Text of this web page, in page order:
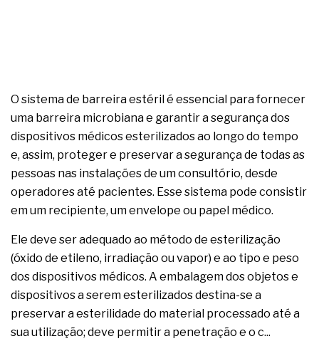
O sistema de barreira estéril é essencial para fornecer
uma barreira microbiana e garantir a segurança dos
dispositivos médicos esterilizados ao longo do tempo
e, assim, proteger e preservar a segurança de todas as
pessoas nas instalações de um consultório, desde
operadores até pacientes. Esse sistema pode consistir
em um recipiente, um envelope ou papel médico.
Ele deve ser adequado ao método de esterilização
(óxido de etileno, irradiação ou vapor) e ao tipo e peso
dos dispositivos médicos. A embalagem dos objetos e
dispositivos a serem esterilizados destina-se a
preservar a esterilidade do material processado até a
sua utilização; deve permitir a penetração e o c...